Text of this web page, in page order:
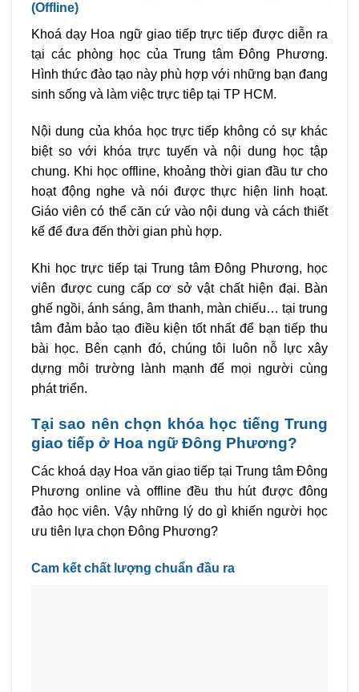
(Offline)
Khoá dạy Hoa ngữ giao tiếp trực tiếp được diễn ra
tại các phòng học của Trung tâm Đông Phương.
Hình thức đào tạo này phù hợp với những bạn đang
sinh sống và làm việc trực tiêp tại TP HCM.
Nội dung của khóa học trực tiếp không có sự khác
biệt so với khóa trực tuyến và nội dung học tập
chung. Khi học offline, khoảng thời gian đầu tư cho
hoạt động nghe và nói được thực hiện linh hoạt.
Giáo viên có thể căn cứ vào nội dung và cách thiết
kế để đưa đến thời gian phù hợp.
Khi học trực tiếp tại Trung tâm Đông Phương, học
viên được cung cấp cơ sở vật chất hiện đại. Bàn
ghế ngồi, ánh sáng, âm thanh, màn chiếu… tại trung
tâm đảm bảo tạo điều kiện tốt nhất để bạn tiếp thu
bài học. Bên cạnh đó, chúng tôi luôn nỗ lực xây
dựng môi trường lành mạnh để mọi người cùng
phát triển.
Tại sao nên chọn khóa học tiếng Trung
giao tiếp ở Hoa ngữ Đông Phương?
Các khoá dạy Hoa văn giao tiếp tại Trung tâm Đông
Phương online và offline đều thu hút được đông
đảo học viên. Vậy những lý do gì khiến người học
ưu tiên lựa chọn Đông Phương?
Cam kết chất lượng chuẩn đầu ra